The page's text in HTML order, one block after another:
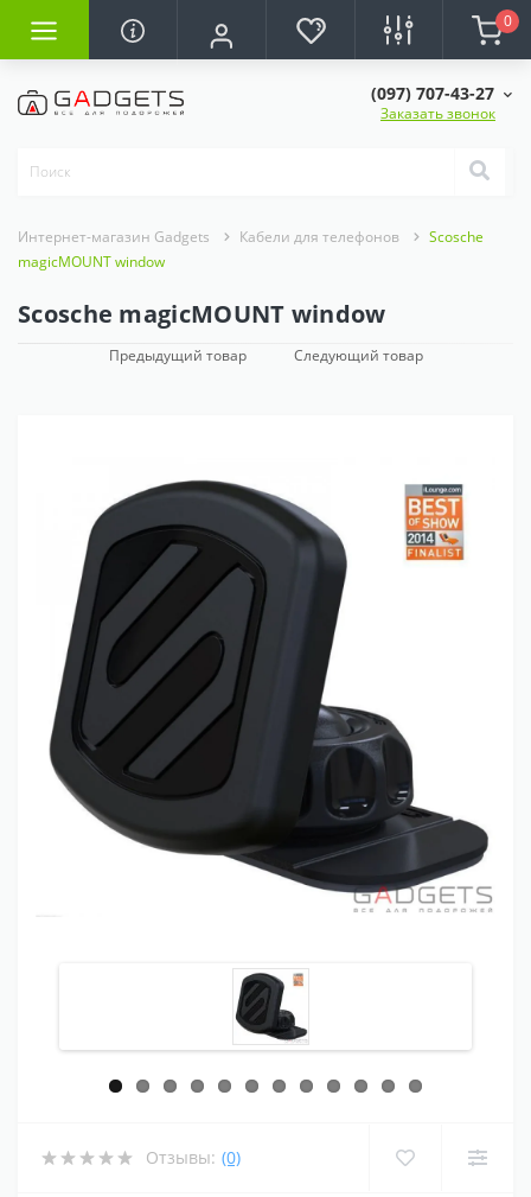
0
(097) 707-43-27
Заказать звонок
Интернет-магазин Gadgets Кабели для телефонов
Scosche
magicMOUNT window
Scosche magicMOUNT window
Предыдущий товар Следующий товар
Отзывы: (0)